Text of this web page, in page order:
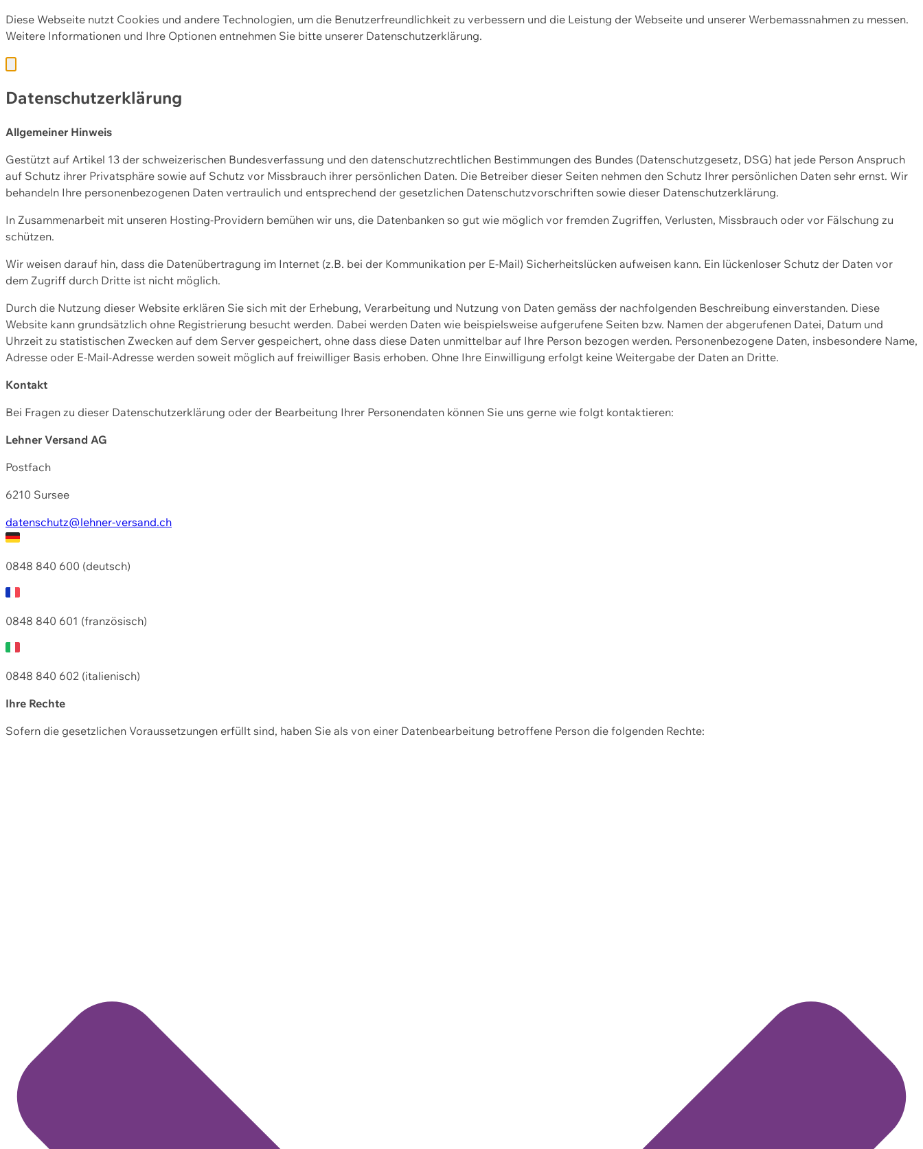
Diese Webseite nutzt Cookies und andere Technologien, um die Benutzerfreundlichkeit zu verbessern und die Leistung der Webseite und unserer Werbemassnahmen zu messen.
Weitere Informationen und Ihre Optionen entnehmen Sie bitte unserer Datenschutzerklärung.
Datenschutzerklärung
Allgemeiner Hinweis
Gestützt auf Artikel 13 der schweizerischen Bundesverfassung und den datenschutzrechtlichen Bestimmungen des Bundes (Datenschutzgesetz, DSG) hat jede Person Anspruch
auf Schutz ihrer Privatsphäre sowie auf Schutz vor Missbrauch ihrer persönlichen Daten. Die Betreiber dieser Seiten nehmen den Schutz Ihrer persönlichen Daten sehr ernst. Wir
behandeln Ihre personenbezogenen Daten vertraulich und entsprechend der gesetzlichen Datenschutzvorschriften sowie dieser Datenschutzerklärung.
In Zusammenarbeit mit unseren Hosting-Providern bemühen wir uns, die Datenbanken so gut wie möglich vor fremden Zugriffen, Verlusten, Missbrauch oder vor Fälschung zu
schützen.
Wir weisen darauf hin, dass die Datenübertragung im Internet (z.B. bei der Kommunikation per E-Mail) Sicherheitslücken aufweisen kann. Ein lückenloser Schutz der Daten vor
dem Zugriff durch Dritte ist nicht möglich.
Durch die Nutzung dieser Website erklären Sie sich mit der Erhebung, Verarbeitung und Nutzung von Daten gemäss der nachfolgenden Beschreibung einverstanden. Diese
Website kann grundsätzlich ohne Registrierung besucht werden. Dabei werden Daten wie beispielsweise aufgerufene Seiten bzw. Namen der abgerufenen Datei, Datum und
Uhrzeit zu statistischen Zwecken auf dem Server gespeichert, ohne dass diese Daten unmittelbar auf Ihre Person bezogen werden. Personenbezogene Daten, insbesondere Name,
Adresse oder E-Mail-Adresse werden soweit möglich auf freiwilliger Basis erhoben. Ohne Ihre Einwilligung erfolgt keine Weitergabe der Daten an Dritte.
Kontakt
Bei Fragen zu dieser Datenschutzerklärung oder der Bearbeitung Ihrer Personendaten können Sie uns gerne wie folgt kontaktieren:
Lehner Versand AG
Postfach
6210 Sursee
datenschutz@lehner-versand.ch
0848 840 600 (deutsch)
0848 840 601 (französisch)
0848 840 602 (italienisch)
Ihre Rechte
Sofern die gesetzlichen Voraussetzungen erfüllt sind, haben Sie als von einer Datenbearbeitung betroffene Person die folgenden Rechte: